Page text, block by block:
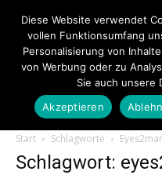
Start Schlagworte
Schlagwort:
Diese Website verwendet
vollen Funktionsumfang
Personalisierung von
von Werbung oder zu
Sie auch unsere
Akzeptieren